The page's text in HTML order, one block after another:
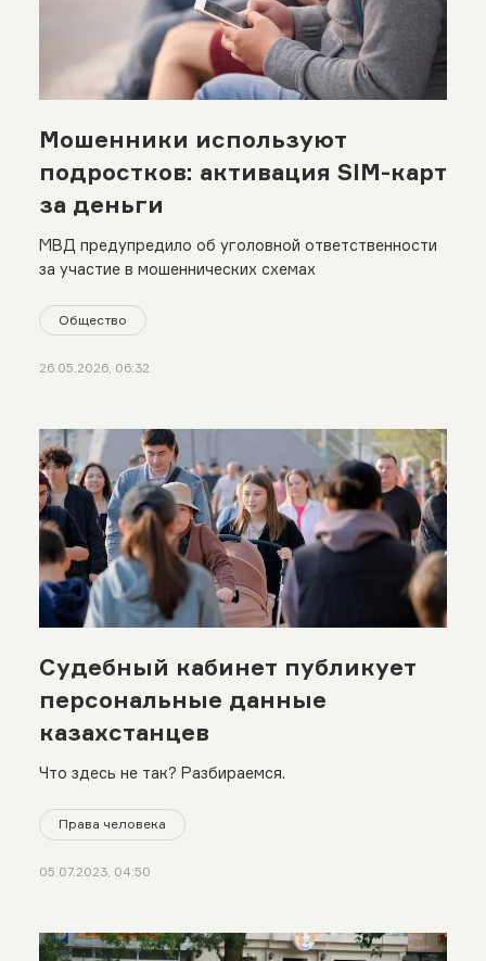
Мошенники используют
подростков: активация SIM-карт
за деньги
МВД предупредило об уголовной ответственности
за участие в мошеннических схемах
Общество
26.05.2026, 06:32
Судебный кабинет публикует
персональные данные
казахстанцев
Что здесь не так? Разбираемся.
Права человека
05.07.2023, 04:50